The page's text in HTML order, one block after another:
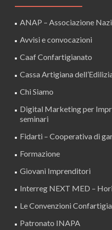
ANAP – Associazione
Avvisi e convocazioni
Caaf Confartigianato
Cassa Artigiana
Chi Siamo
Digital Marketing per
seminari
Fidarti – Cooperativa di
Formazione
Giovani Imprenditori
Interreg NEXT MED –
Le Convenzioni
Patronato INAPA